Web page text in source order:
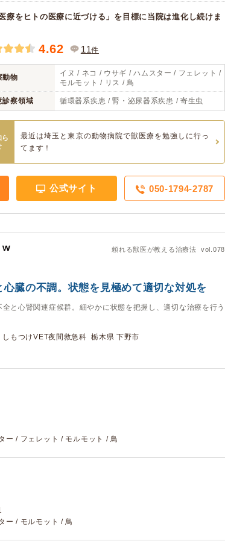
療をヒトの医療に近づける」を目標に当院は進化し続けま
4.62 11件
動物
イヌ / ネコ / ウサギ / ハムスター / フェレット /
モルモット / リス / 鳥
診察領域 循環器系疾患 / 腎・泌尿器系疾患 / 寄生虫
ら
最近は埼玉と東京の動物病院で獣医療を勉強しに行っ
てます！
公式サイト 050-1794-2787
頼れる獣医が教える治療法 vol.078
臓の不調。状態を見極めて適切な対処を
と心腎関連症候群。細やかに状態を把握し、適切な治療を行う
しもつけVET夜間救急科 栃木県 下野市
ー / フェレット / モルモット / 鳥
ー / モルモット / 鳥